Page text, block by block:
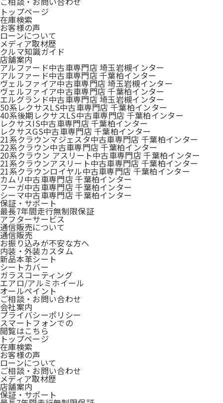
トップページ
在庫検索
お客様の声
ローンについて
メディア取材歴
クルマ知識ガイド
店舗案内
アルファード中古車専門店 埼玉岩槻インター
アルファード中古車専門店 千葉柏インター
ヴェルファイア中古車専門店 埼玉岩槻インター
ヴェルファイア中古車専門店 千葉柏インター
エルグランド中古車専門店 埼玉岩槻インター
50系レクサスLS中古車専門店 千葉柏インター
40系後期レクサスLS中古車専門店 千葉柏インター
レクサスIS中古車専門店 千葉柏インター
レクサスGS中古車専門店 千葉柏インター
21系クラウンマジェスタ中古車専門店 千葉柏インター
22系クラウン中古車専門店 千葉柏インター
20系クラウン アスリート中古車専門店 千葉柏インター
21系クラウンアスリート中古車専門店 千葉柏インター
21系クラウンロイヤル中古車専門店 千葉柏インター
カムリ中古車専門店 千葉柏インター
フーガ中古車専門店 千葉柏インター
シーマ中古車専門店 千葉柏インター
保証・サポート
最長7年間走行無制限保証
アフターサービス
通信販売について
通信販売
お振り込みが不安な方へ
内装・外装カスタム
新品本革シート
シートカバー
ガラスコーティング
エアロ/アルミホイール
オールペイント
ご相談・お問い合わせ
会社案内
プライバシーポリシー
スマートフォンでの
閲覧はこちら
トップページ
在庫検索
お客様の声
ローンについて
ご相談・お問い合わせ
メディア取材歴
店舗案内
保証・サポート